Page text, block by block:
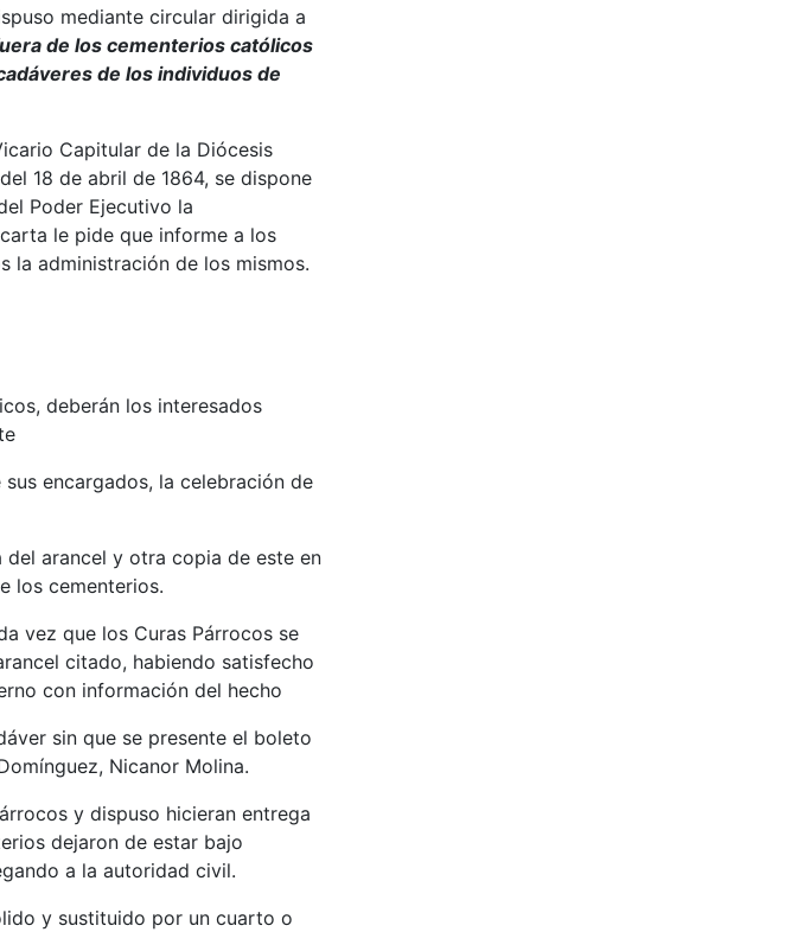
mediante circular dirigida a
de los cementerios católicos
de los individuos de
Capitular de la Diócesis
18 de abril de 1864, se dispone
Poder Ejecutivo la
le pide que informe a los
la administración de los mismos.
deberán los interesados
encargados, la celebración de
arancel y otra copia de este en
los cementerios.
que los Curas Párrocos se
citado, habiendo satisfecho
con información del hecho
sin que se presente el boleto
Nicanor Molina.
y dispuso hicieran entrega
dejaron de estar bajo
a la autoridad civil.
y sustituido por un cuarto o